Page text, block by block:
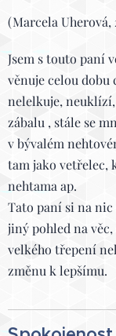
(Marcela Uherová,
Jsem s touto paní
věnuje celou dobu
nelelkuje,
zábalu , stále se
v bývalém
tam jako vetřelec,
nehtama ap.
Tato paní si na
jiný pohled na
velkého třepení
změnu k lepšímu.